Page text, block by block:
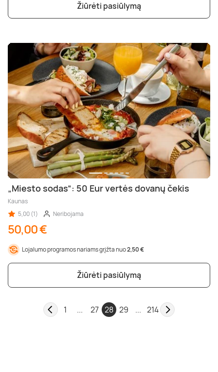
Žiūrėti pasiūlymą
„Miesto sodas“: 50 Eur vertės dovanų čekis
Kaunas
5,00 (1)
Neribojama
50,00 €
Lojalumo programos nariams grįžta nuo2,50 €
Žiūrėti pasiūlymą
1 ... 27 28 29 ... 214